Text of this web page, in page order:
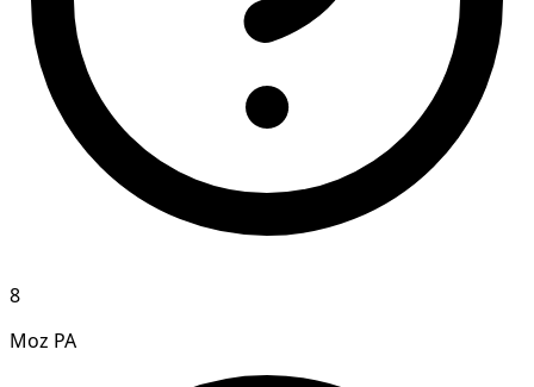
8
Moz PA